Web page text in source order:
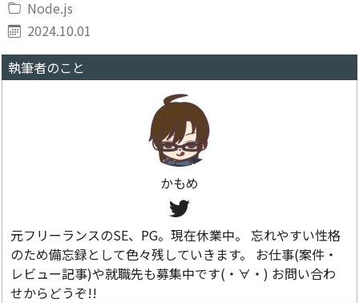
Node.js
2024.10.01
執筆者のこと
かもめ
元フリーランスのSE、PG。現在休業中。 忘れやすい性格
のため備忘録として色々残していきます。 お仕事(案件・
レビュー記事)や就職先も募集中です(・∀・) お問い合わ
せからどうぞ!!